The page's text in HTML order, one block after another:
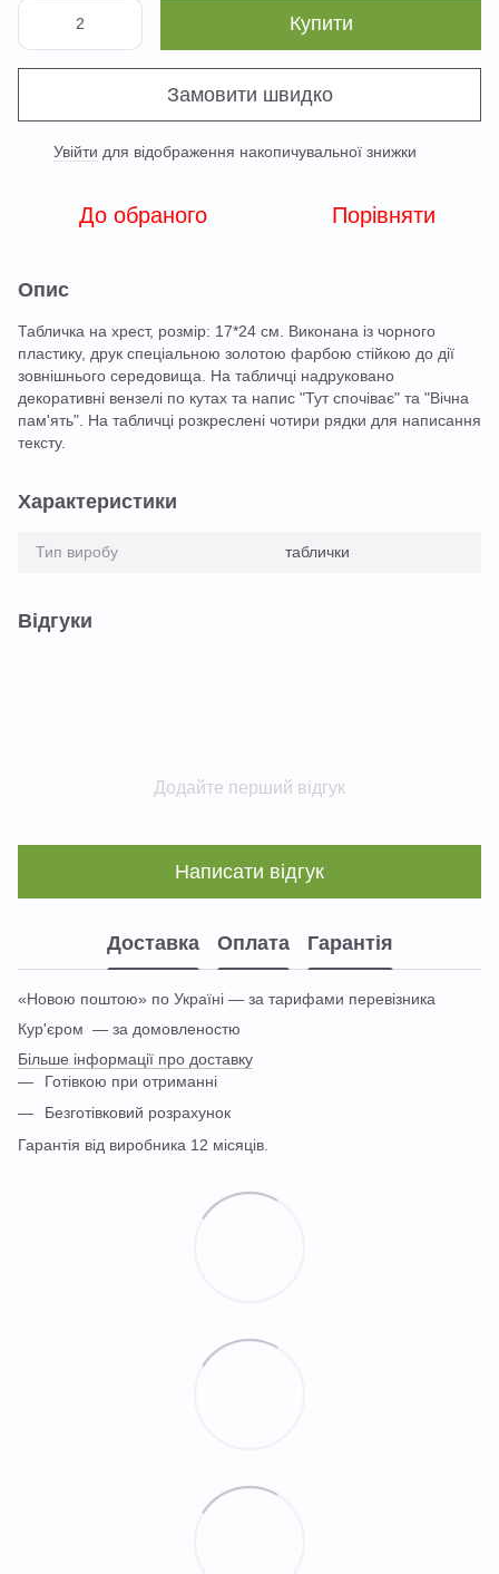
Купити
Замовити швидко
Увійти для відображення накопичувальної знижки
До обраного Порівняти
Опис
Табличка на хрест, розмір: 17*24 см. Виконана із чорного
пластику, друк спеціальною золотою фарбою стійкою до дії
зовнішнього середовища. На табличці надруковано
декоративні вензелі по кутах та напис "Тут спочіває" та "Вічна
пам'ять". На табличці розкреслені чотири рядки для написання
тексту.
Характеристики
Тип виробу таблички
Відгуки
Додайте перший відгук
Написати відгук
Доставка Оплата Гарантія
«Новою поштою» по Україні — за тарифами перевізника
Кур'єром — за домовленостю
Більше інформації про доставку
Готівкою при отриманні
Безготівковий розрахунок
Гарантія від виробника 12 місяців.